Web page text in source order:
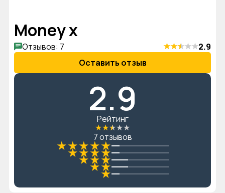
Money x
Отзывов: 7 ★★★★★2.9
Оставить отзыв
2.9
Рейтинг
★★★★★
7 отзывов
★★★★★
★★★★
★★★
★★
★